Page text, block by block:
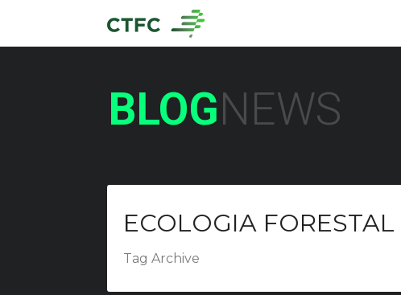
BLOGNEWS
ECOLOGIA FORESTAL
Tag Archive